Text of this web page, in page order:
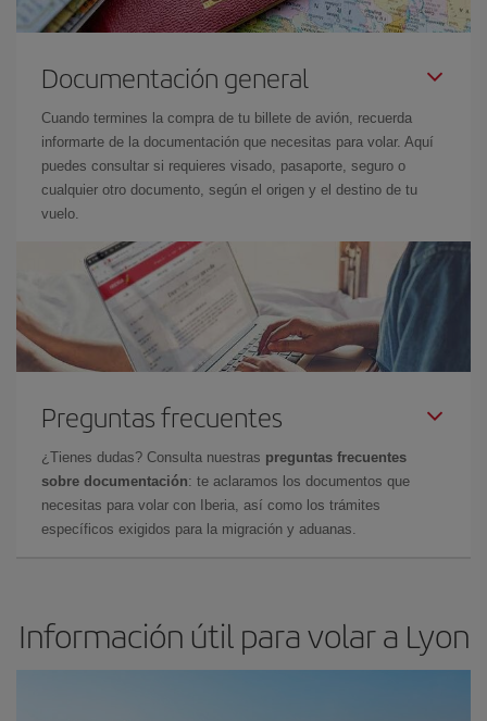
Documentación general
Cuando termines la compra de tu billete de avión, recuerda
informarte de la documentación que necesitas para volar. Aquí
puedes consultar si requieres visado, pasaporte, seguro o
cualquier otro documento, según el origen y el destino de tu
vuelo.
Preguntas frecuentes
¿Tienes dudas? Consulta nuestras preguntas frecuentes
sobre documentación: te aclaramos los documentos que
necesitas para volar con Iberia, así como los trámites
específicos exigidos para la migración y aduanas.
Información útil para volar a Lyon